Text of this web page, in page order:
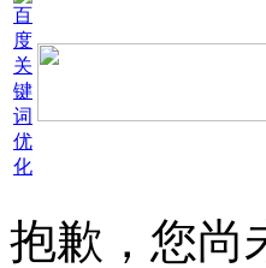
抱歉，您尚